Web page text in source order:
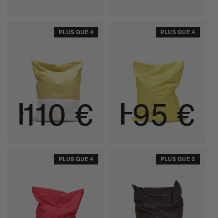
PLUS QUE 4
HOUSSE DE PETIT COLZA
Prix habituel
110 €
PLUS QUE 4
HOUSSE DE PETIT JAUNE
Prix
95 €
PLUS QUE 4 PLUS QUE 2